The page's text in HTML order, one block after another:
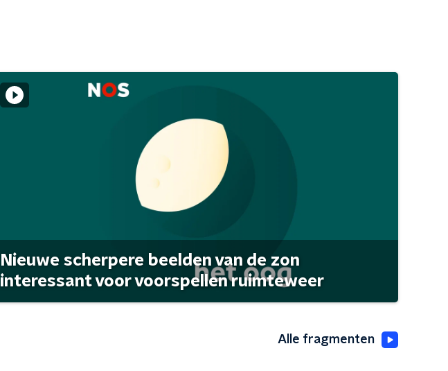
Nieuwe scherpere beelden van de zon
interessant voor voorspellen ruimteweer
Alle fragmenten